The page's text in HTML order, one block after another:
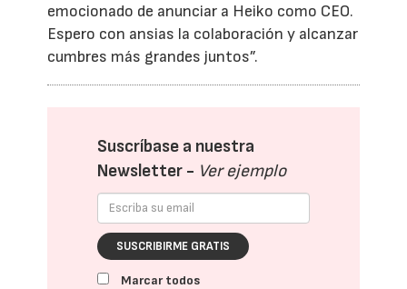
emocionado de anunciar a Heiko como CEO.
Espero con ansias la colaboración y alcanzar
cumbres más grandes juntos”.
Suscríbase a nuestra
Newsletter - Ver ejemplo
SUSCRIBIRME GRATIS
Marcar todos